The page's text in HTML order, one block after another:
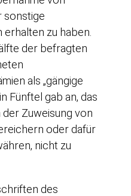
sonstige
erhalten zu haben.
der befragten
als „gängige
Fünftel gab an, das
Zuweisung von
oder dafür
nicht zu
des